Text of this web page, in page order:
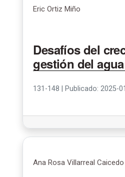
Eric Ortiz Miño
Desafíos del
gestión del
131-148 Publicado: 2025-
Ana Rosa Villarreal Caicedo